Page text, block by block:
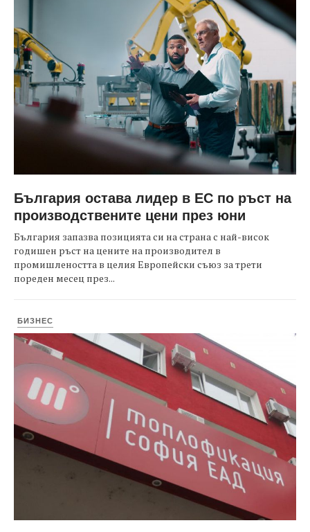
България остава лидер в ЕС по ръст на
производствените цени през юни
България запазва позицията си на страна с най-висок
годишен ръст на цените на производител в
промишлеността в целия Европейски съюз за трети
пореден месец през...
БИЗНЕС